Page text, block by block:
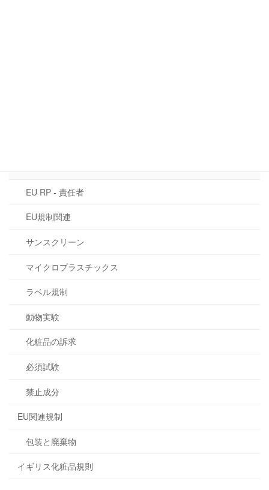
EU RP - 責任者
EU規制関連
サンスクリーン
マイクロプラスチックス
ラベル規制
動物実験
化粧品の訴求
必須試験
禁止成分
EU関連規制
包装と廃棄物
イギリス化粧品規則